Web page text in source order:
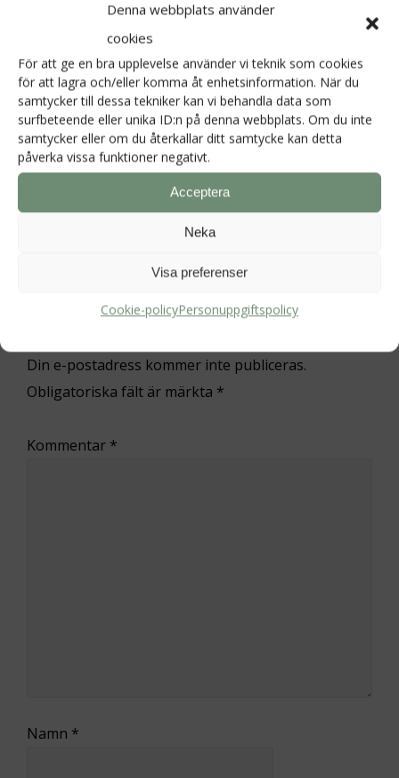
Denna webbplats använder
cookies
För att ge en bra upplevelse använder vi teknik som cookies
för att lagra och/eller komma åt enhetsinformation. När du
samtycker till dessa tekniker kan vi behandla data som
surfbeteende eller unika ID:n på denna webbplats. Om du inte
samtycker eller om du återkallar ditt samtycke kan detta
påverka vissa funktioner negativt.
Acceptera
Neka
Visa preferenser
Cookie-policyPersonuppgiftspolicy
Post
navigation
←Fleråriga grönsaker
En kall maj är det verkligen så bra?
Din e-postadress kommer inte publiceras.
Obligatoriska fält är märkta *
Kommentar *
Namn *